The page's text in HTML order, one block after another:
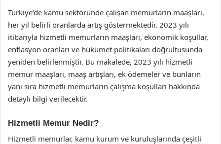
Türkiye’de kamu sektöründe çalışan memurların maaşları,
her yıl belirli oranlarda artış göstermektedir. 2023 yılı
itibarıyla hizmetli memurların maaşları, ekonomik koşullar,
enflasyon oranları ve hükümet politikaları doğrultusunda
yeniden belirlenmiştir. Bu makalede, 2023 yılı hizmetli
memur maaşları, maaş artışları, ek ödemeler ve bunların
yanı sıra hizmetli memurların çalışma koşulları hakkında
detaylı bilgi verilecektir.
Hizmetli Memur Nedir?
Hizmetli memurlar, kamu kurum ve kuruluşlarında çeşitli